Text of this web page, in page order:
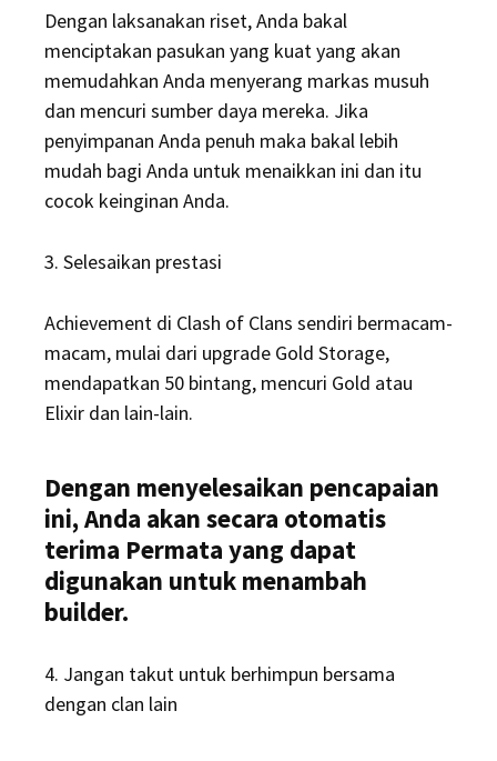
Dengan laksanakan riset, Anda bakal
menciptakan pasukan yang kuat yang akan
memudahkan Anda menyerang markas musuh
dan mencuri sumber daya mereka. Jika
penyimpanan Anda penuh maka bakal lebih
mudah bagi Anda untuk menaikkan ini dan itu
cocok keinginan Anda.
3. Selesaikan prestasi
Achievement di Clash of Clans sendiri bermacam-
macam, mulai dari upgrade Gold Storage,
mendapatkan 50 bintang, mencuri Gold atau
Elixir dan lain-lain.
Dengan menyelesaikan pencapaian
ini, Anda akan secara otomatis
terima Permata yang dapat
digunakan untuk menambah
builder.
4. Jangan takut untuk berhimpun bersama
dengan clan lain